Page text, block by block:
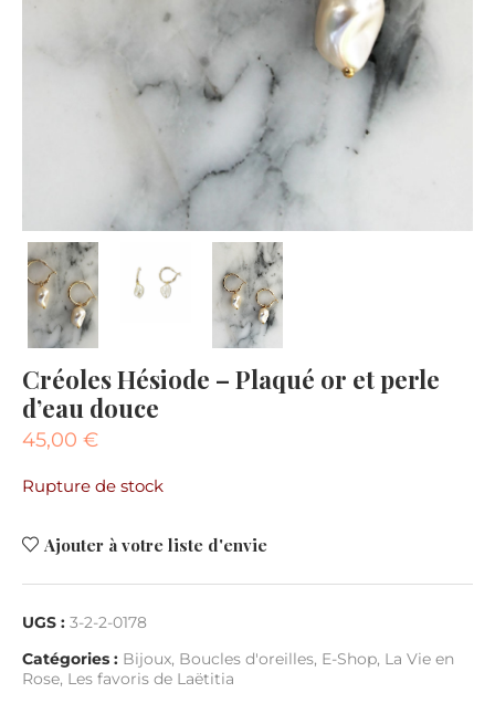
Créoles Hésiode – Plaqué or et perle
d’eau douce
45,00 €
Rupture de stock
Ajouter à votre liste d'envie
UGS : 3-2-2-0178
Catégories : Bijoux, Boucles d'oreilles, E-Shop, La Vie en
Rose, Les favoris de Laëtitia